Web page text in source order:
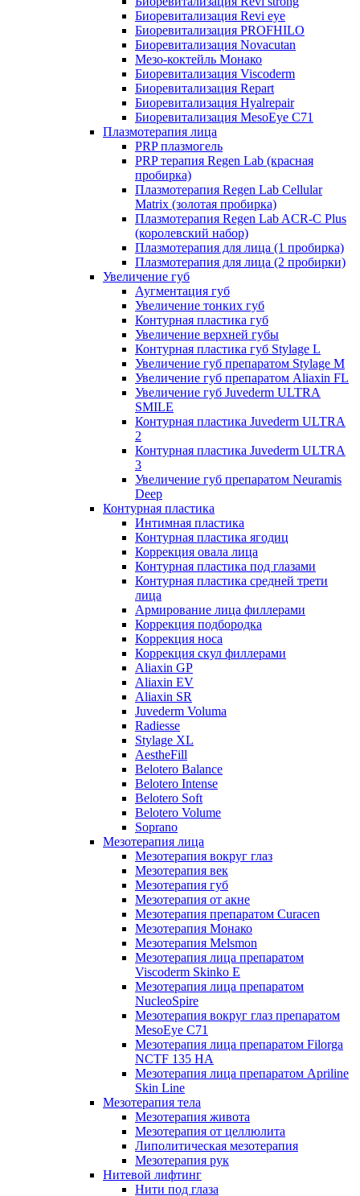
Биоревитализация Revi eye
Биоревитализация PROFHILO
Биоревитализация Novacutan
Мезо-коктейль Монако
Биоревитализация Viscoderm
Биоревитализация Repart
Биоревитализация Hyalrepair
Биоревитализация MesoEye C71
Плазмотерапия лица
PRP плазмогель
PRP терапия Regen Lab (красная
пробирка)
Плазмотерапия Regen Lab Cellular
Matrix (золотая пробирка)
Плазмотерапия Regen Lab ACR-C Plus
(королевский набор)
Плазмотерапия для лица (1 пробирка)
Плазмотерапия для лица (2 пробирки)
Увеличение губ
Аугментация губ
Увеличение тонких губ
Контурная пластика губ
Увеличение верхней губы
Контурная пластика губ Stylage L
Увеличение губ препаратом Stylage M
Увеличение губ препаратом Aliaxin FL
Увеличение губ Juvederm ULTRA
SMILE
Контурная пластика Juvederm ULTRA
2
Контурная пластика Juvederm ULTRA
3
Увеличение губ препаратом Neuramis
Deep
Контурная пластика
Интимная пластика
Контурная пластика ягодиц
Коррекция овала лица
Контурная пластика под глазами
Контурная пластика средней трети
лица
Армирование лица филлерами
Коррекция подбородка
Коррекция носа
Коррекция скул филлерами
Aliaxin GP
Aliaxin EV
Aliaxin SR
Juvederm Voluma
Radiesse
Stylage XL
AestheFill
Belotero Balance
Belotero Intense
Belotero Soft
Belotero Volume
Soprano
Мезотерапия лица
Мезотерапия вокруг глаз
Мезотерапия век
Мезотерапия губ
Мезотерапия от акне
Мезотерапия препаратом Curacen
Мезотерапия Монако
Мезотерапия Melsmon
Мезотерапия лица препаратом
Viscoderm Skinko E
Мезотерапия лица препаратом
NucleoSpire
Мезотерапия вокруг глаз препаратом
MesoEye С71
Мезотерапия лица препаратом Filorga
NCTF 135 HA
Мезотерапия лица препаратом Apriline
Skin Line
Мезотерапия тела
Мезотерапия живота
Мезотерапия от целлюлита
Липолитическая мезотерапия
Мезотерапия рук
Нитевой лифтинг
Нити под глаза